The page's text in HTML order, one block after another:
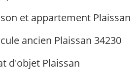
et appartement Plaissan
ancien Plaissan 34230
d'objet Plaissan